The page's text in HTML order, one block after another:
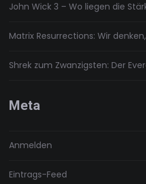
John Wick 3 – Wo liegen die
Matrix Resurrections: Wir
Shrek zum Zwanzigsten: Der
Meta
Anmelden
Eintrags-Feed